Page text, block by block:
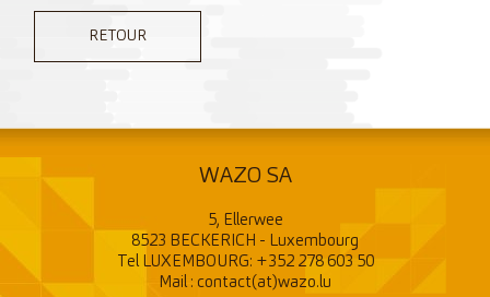
RETOUR
WAZO SA
5, Ellerwee
8523 BECKERICH - Luxembourg
Tel LUXEMBOURG: +352 278 603 50
Mail : contact(at)wazo.lu